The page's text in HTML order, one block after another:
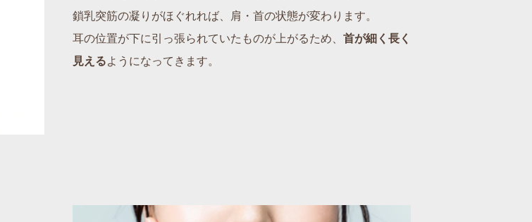
鎖乳突筋の凝りがほぐれれば、肩・首の状態が変わります。
耳の位置が下に引っ張られていたものが上がるため、 首が細く長く
見えるようになってきます。